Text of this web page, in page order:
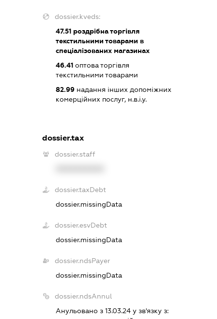
dossier.kveds:
47.51роздрібна торгівля
текстильними товарами в
спеціалізованих магазинах
46.41оптова торгівля
текстильними товарами
82.99надання інших допоміжних
комерційних послуг, н.в.і.у.
dossier.tax
dossier.staff
dossier.taxDebt
dossier.missingData
dossier.esvDebt
dossier.missingData
dossier.ndsPayer
dossier.missingData
dossier.ndsAnnul
Анульовано з 13.03.24 у зв'язку з: